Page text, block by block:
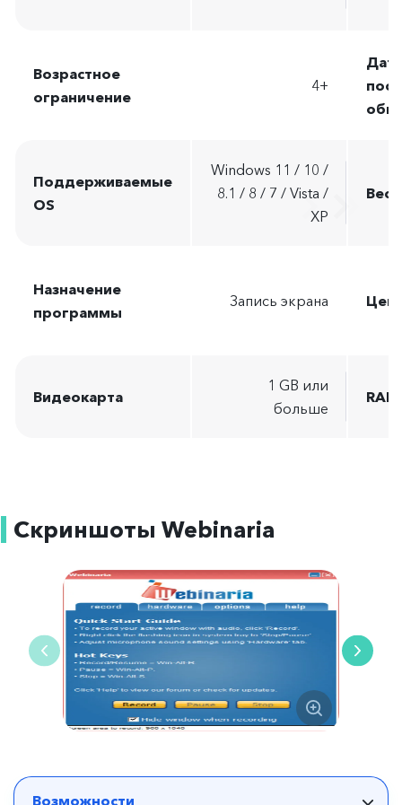
Возрастное
ограничение
4+
Поддерживаемые
OS
Windows 11 / 10 /
8.1 / 8 / 7 / Vista /
XP
Вес
Назначение
программы
Запись экрана
Видеокарта
1 GB или
больше
RAM
Скриншоты Webinaria
Возможности